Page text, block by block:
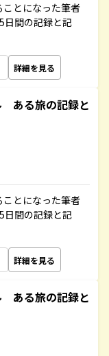
とになった筆者
日間の記録と記
詳細を見る
ある旅の記録と
とになった筆者
日間の記録と記
詳細を見る
ある旅の記録と